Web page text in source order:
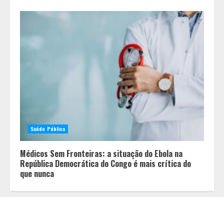
Saúde Pública
Médicos Sem Fronteiras: a situação do Ebola na
República Democrática do Congo é mais crítica do
que nunca